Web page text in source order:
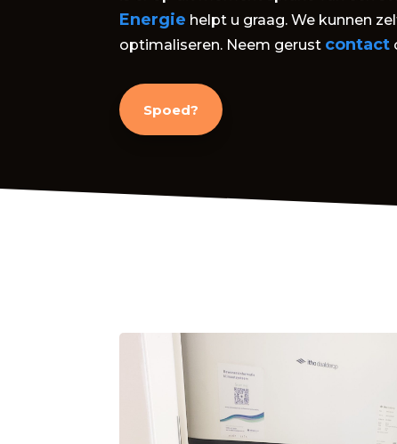
Energie helpt u graag. We kunnen
optimaliseren. Neem gerust contact
Spoed?